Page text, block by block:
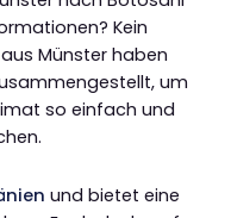
Kein
Münster haben
um
so einfach und
und bietet eine